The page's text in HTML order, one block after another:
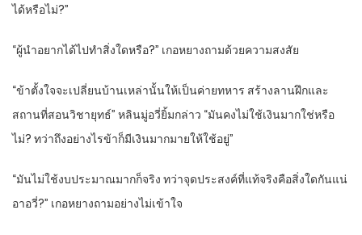
ได้หรือไม่?”
“ผู้นำอยากได้ไปทำสิ่งใดหรือ?” เกอหยางถามด้วยความสงสัย
“ข้าตั้งใจจะเปลี่ยนบ้านเหล่านั้นให้เป็นค่ายทหาร สร้างลานฝึกและ
สถานที่สอนวิชายุทธ์” หลินมู่อวี่ยิ้มกล่าว “มันคงไม่ใช้เงินมากใช่หรือ
ไม่? ทว่าถึงอย่างไรข้าก็มีเงินมากมายให้ใช้อยู่”
“มันไม่ใช้งบประมาณมากก็จริง ทว่าจุดประสงค์ที่แท้จริงคือสิ่งใดกันแน่
อาอวี่?” เกอหยางถามอย่างไม่เข้าใจ